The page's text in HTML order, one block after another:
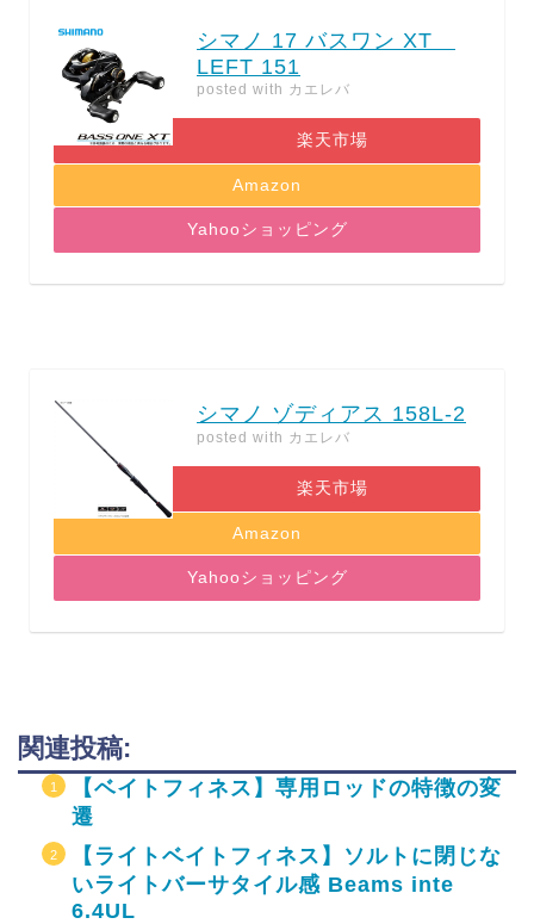
シマノ 17 バスワン XT
LEFT 151
posted with カエレバ
楽天市場
Amazon
Yahooショッピング
シマノ ゾディアス 158L-2
posted with カエレバ
楽天市場
Amazon
Yahooショッピング
関連投稿:
【ベイトフィネス】専用ロッドの特徴の変
遷
【ライトベイトフィネス】ソルトに閉じな
いライトバーサタイル感 Beams inte
6.4UL